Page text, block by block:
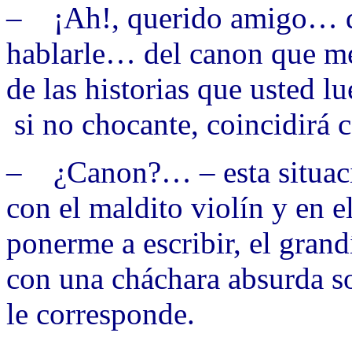
– ¡Ah!, querido amigo…
hablarle… del canon que
de las historias que usted
si no chocante, coincidirá
– ¿Canon?… – esta
con el maldito violín y en
ponerme a escribir, el
con una cháchara absurda
le corresponde.